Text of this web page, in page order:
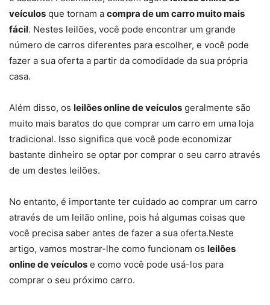
veículos que tornam a compra de um carro muito mais
fácil. Nestes leilões, você pode encontrar um grande
número de carros diferentes para escolher, e você pode
fazer a sua oferta a partir da comodidade da sua própria
casa.
Além disso, os leilões online de veículos geralmente são
muito mais baratos do que comprar um carro em uma loja
tradicional. Isso significa que você pode economizar
bastante dinheiro se optar por comprar o seu carro através
de um destes leilões.
No entanto, é importante ter cuidado ao comprar um carro
através de um leilão online, pois há algumas coisas que
você precisa saber antes de fazer a sua oferta.Neste
artigo, vamos mostrar-lhe como funcionam os leilões
online de veículos e como você pode usá-los para
comprar o seu próximo carro.